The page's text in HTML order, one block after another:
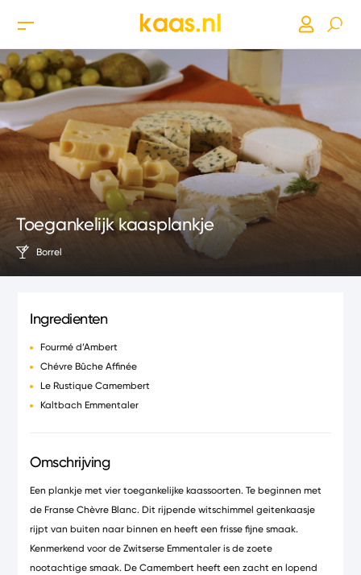
Toegankelijk kaasplankje
Borrel
Ingredienten
Fourmé d’Ambert
Chévre Bûche Affinée
Le Rustique Camembert
Kaltbach Emmentaler
Omschrijving
Een plankje met vier toegankelijke kaassoorten. Te beginnen met
de Franse Chèvre Blanc. Dit rijpende witschimmel geitenkaasje
rijpt van buiten naar binnen en heeft een frisse fijne smaak.
Kenmerkend voor de Zwitserse Emmentaler is de zoete
nootachtige smaak. De Camembert heeft een zacht en lopend